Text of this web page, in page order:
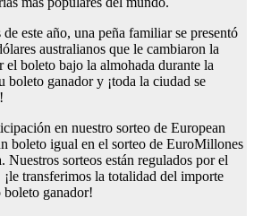
este año, una peña familiar se presentó
australianos que le cambiaron la
el boleto bajo la almohada durante la
boleto ganador y ¡toda la ciudad se
en nuestro sorteo de European
boleto igual en el sorteo de EuroMillones
Nuestros sorteos están regulados por el
transferimos la totalidad del importe
boleto ganador!